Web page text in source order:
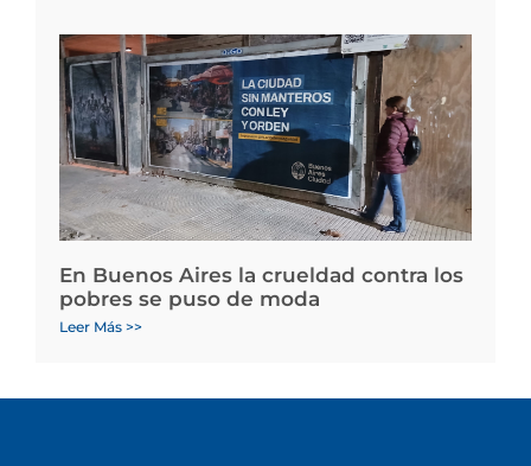
En Buenos Aires la crueldad contra los
pobres se puso de moda
Leer Más >>